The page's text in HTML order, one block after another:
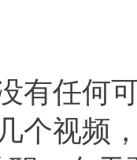
任何可
个视频